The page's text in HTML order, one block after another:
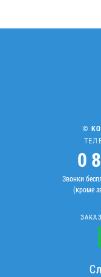
©
0
Звонки
(кроме